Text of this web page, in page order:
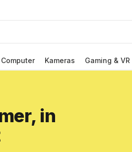
Computer Kameras Gaming & VR
in